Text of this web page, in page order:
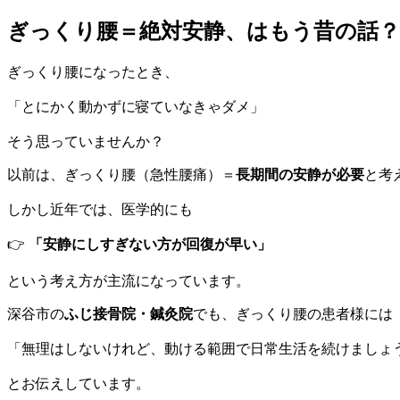
ぎっくり腰＝絶対安静、はもう昔の話？
ぎっくり腰になったとき、
「とにかく動かずに寝ていなきゃダメ」
そう思っていませんか？
以前は、ぎっくり腰（急性腰痛）＝ 長期間の安静が必要と考
しかし近年では、医学的にも
👉 「安静にしすぎない方が回復が早い」
という考え方が主流になっています。
深谷市のふじ接骨院・鍼灸院でも、ぎっくり腰の患者様には
「無理はしないけれど、動ける範囲で日常生活を続けましょ
とお伝えしています。